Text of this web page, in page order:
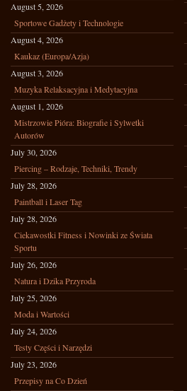
August 5, 2026
Sportowe Gadżety i Technologie
August 4, 2026
Kaukaz (Europa/Azja)
August 3, 2026
Muzyka Relaksacyjna i Medytacyjna
August 1, 2026
Mistrzowie Pióra: Biografie i Sylwetki
Autorów
July 30, 2026
Piercing – Rodzaje, Techniki, Trendy
July 28, 2026
Paintball i Laser Tag
July 28, 2026
Ciekawostki Fitness i Nowinki ze Świata
Sportu
July 26, 2026
Natura i Dzika Przyroda
July 25, 2026
Moda i Wartości
July 24, 2026
Testy Części i Narzędzi
July 23, 2026
Przepisy na Co Dzień